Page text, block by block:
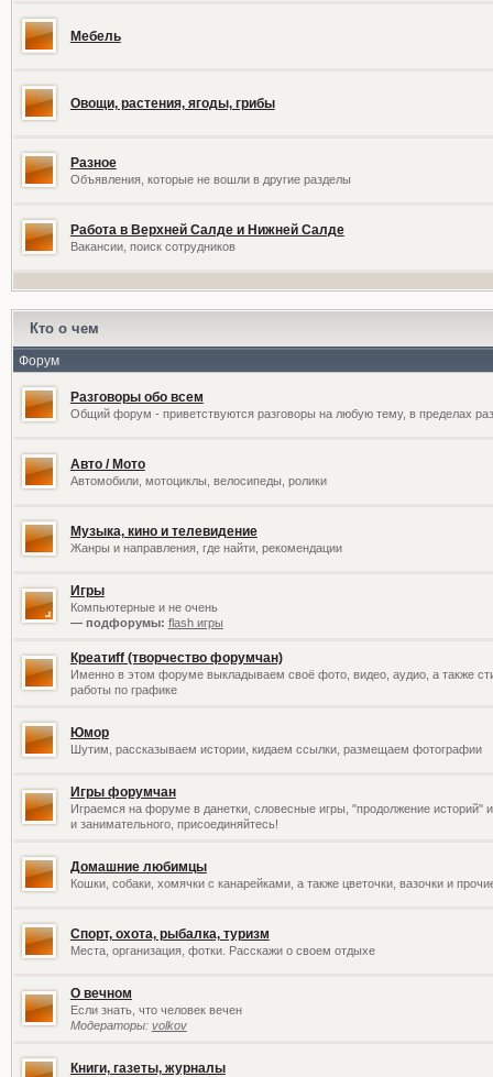
Мебель
Овощи, растения, ягоды, грибы
Разное
Объявления, которые не вошли в другие разделы
Работа в Верхней Салде и Нижней Салде
Вакансии, поиск сотрудников
Кто о чем
Форум
Разговоры обо всем
Общий форум - приветствуются разговоры на любую тему, в пределах
Авто / Мото
Автомобили, мотоциклы, велосипеды, ролики
Музыка, кино и телевидение
Жанры и направления, где найти, рекомендации
Игры
Компьютерные и не очень
— подфорумы: flash игры
Креатиff (творчество форумчан)
Именно в этом форуме выкладываем своё фото, видео, аудио, а также
работы по графике
Юмор
Шутим, рассказываем истории, кидаем ссылки, размещаем фотографии
Игры форумчан
Играемся на форуме в данетки, словесные игры, "продолжение историй"
и занимательного, присоединяйтесь!
Домашние любимцы
Кошки, собаки, хомячки с канарейками, а также цветочки, вазочки и
Спорт, охота, рыбалка, туризм
Места, организация, фотки. Расскажи о своем отдыхе
О вечном
Если знать, что человек вечен
Модераторы: volkov
Книги, газеты, журналы